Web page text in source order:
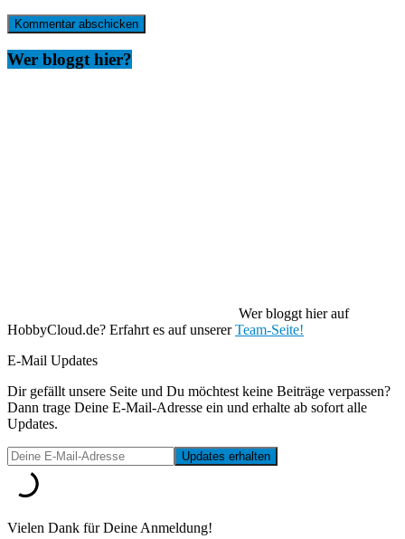
Wer bloggt hier?
Wer bloggt hier auf
HobbyCloud.de? Erfahrt es auf unsererTeam-Seite!
E-Mail Updates
Dir gefällt unsere Seite und Du möchtest keine Beiträge verpassen?
Dann trage Deine E-Mail-Adresse ein und erhalte ab sofort alle
Updates.
Vielen Dank für Deine Anmeldung!